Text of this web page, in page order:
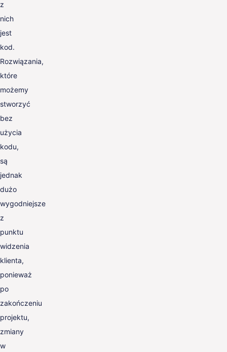
z
nich
jest
kod.
Rozwiązania,
które
możemy
stworzyć
bez
użycia
kodu,
są
jednak
dużo
wygodniejsze
z
punktu
widzenia
klienta,
ponieważ
po
zakończeniu
projektu,
zmiany
w